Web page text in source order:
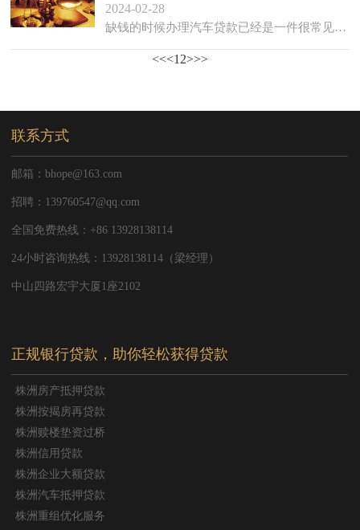
2024-02-28
缺钱的时候办理汽车贷款已经是一件很常见的事情，尤其对有车一族而言。人们常常听说汽车抵押贷款...
<<<1 2>>>
联系方式
邮箱：bhope@163.com
招聘：139760547@qq.com
全国免费热线：+86 13928138114
24小时咨询热线：13928138114（梁经理）
中山四路宏宇大厦1座2102
正规银行贷款，助你轻松获得贷款
株洲房产抵押贷款
株洲按揭房再贷款
株洲赎楼垫资过桥
株洲信用贷款
株洲企业大额贷款
株洲汽车抵押贷款
株洲重组优化服务